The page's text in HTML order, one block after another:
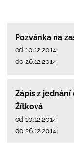
Pozvánka na
od 10.12.2014
do 26.12.2014
Zápis z
Žítková
od 10.12.2014
do 26.12.2014